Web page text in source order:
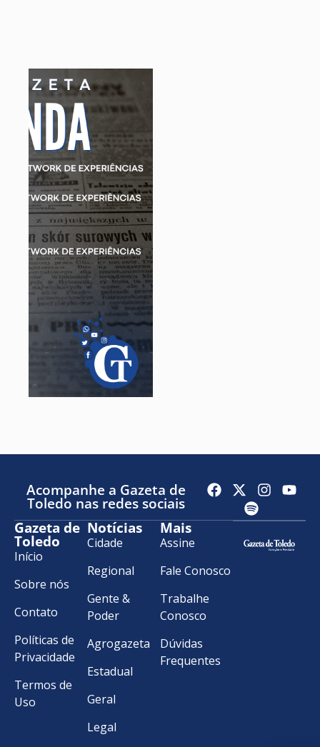
Acompanhe a Gazeta de
Toledo nas redes sociais
Gazeta de
Toledo
Início
Sobre nós
Contato
Políticas de
Privacidade
Termos de
Uso
Notícias
Cidade
Regional
Gente &
Poder
Agrogazeta
Estadual
Geral
Legal
Mais
Assine
Fale Conosco
Trabalhe
Conosco
Dúvidas
Frequentes